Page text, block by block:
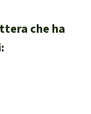
che ha